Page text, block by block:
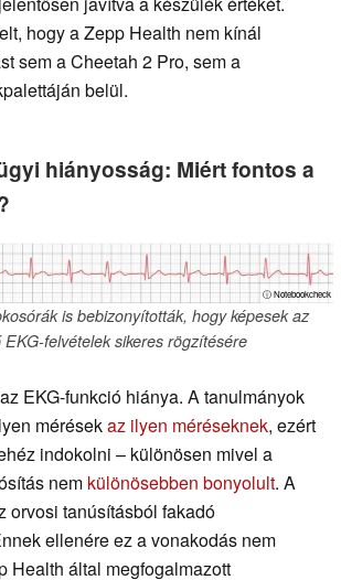
hogy a Zepp Health nem kínál
sem a Cheetah 2 Pro, sem a
belül.
hiányosság: Miért fontos a
ⓘ Notebookcheck
is bebizonyították, hogy képesek az
EKG-felvételek sikeres rögzítésére
EKG-funkció hiánya. A tanulmányok
mérésekaz ilyen méréseknek, ezért
indokolni – különösen mivel a
nem különösebben bonyolult. A
orvosi tanúsításból fakadó
ellenére ez a vonakodás nem
Health által megfogalmazott